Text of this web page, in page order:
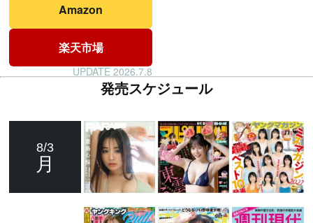
Amazon
楽天市場
UPDATE 2026.7.8
発売スケジュール
8/3
月